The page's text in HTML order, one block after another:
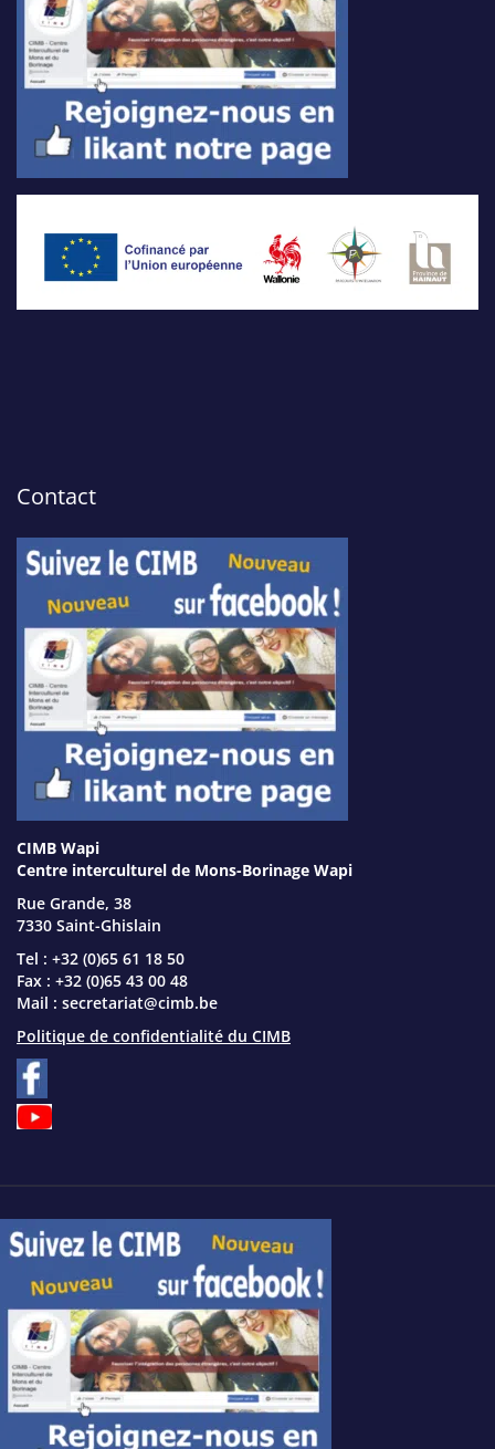
Contact
CIMB Wapi
Centre interculturel de Mons-Borinage Wapi
Rue Grande, 38
7330 Saint-Ghislain
Tel : +32 (0)65 61 18 50
Fax : +32 (0)65 43 00 48
Mail : secretariat@cimb.be
Politique de confidentialité du CIMB